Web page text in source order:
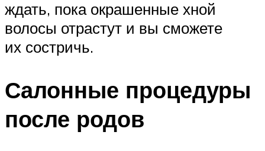
ждать, пока окрашенные хной
волосы отрастут и вы сможете
их состричь.
Салонные процедуры
после родов